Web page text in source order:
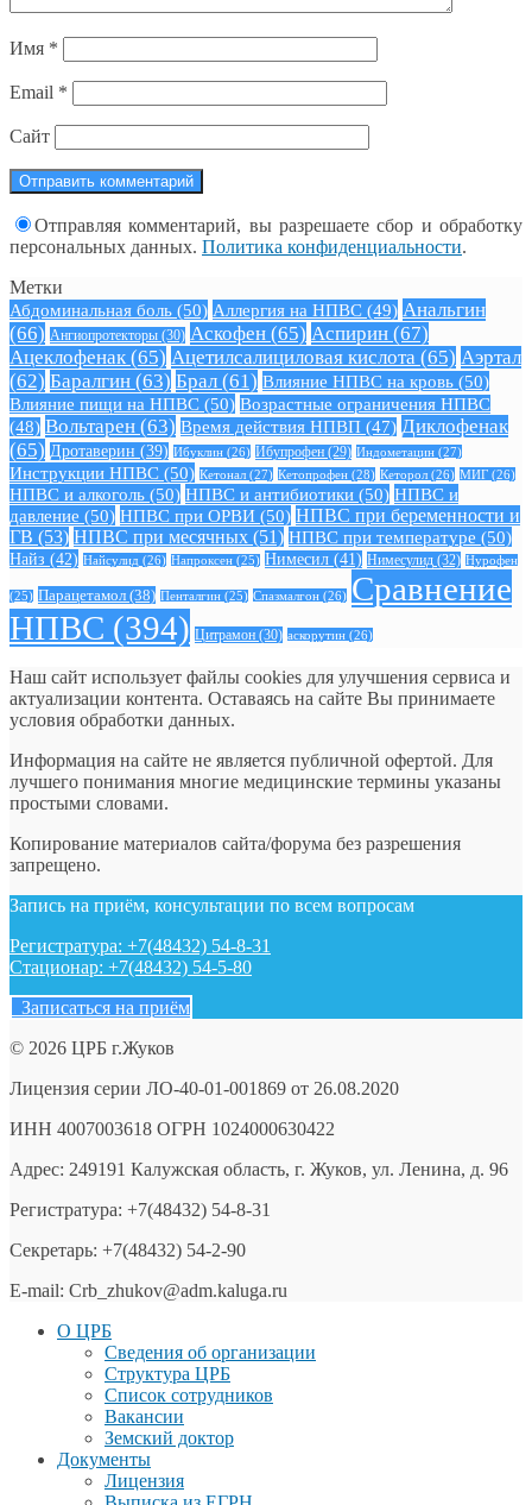
Имя *
Email *
Сайт
Отправляя комментарий, вы разрешаете сбор и обработку
персональных данных. Политика конфиденциальности.
Метки
Абдоминальная боль (50) Аллергия на НПВС (49) Анальгин
(66) Ангиопротекторы (30) Аскофен (65) Аспирин (67)
Ацеклофенак (65) Ацетилсалициловая кислота (65) Аэртал
(62) Баралгин (63) Брал (61) Влияние НПВС на кровь (50)
Влияние пищи на НПВС (50) Возрастные ограничения НПВС
(48) Вольтарен (63) Время действия НПВП (47) Диклофенак
(65) Дротаверин (39) Ибуклин (26) Ибупрофен (29) Индометацин (27)
Инструкции НПВС (50) Кетонал (27) Кетопрофен (28) Кеторол (26) МИГ (26)
НПВС и алкоголь (50) НПВС и антибиотики (50) НПВС и
давление (50) НПВС при ОРВИ (50) НПВС при беременности и
ГВ (53) НПВС при месячных (51) НПВС при температуре (50)
Найз (42) Найсулид (26) Напроксен (25) Нимесил (41) Нимесулид (32) Нурофен
(25) Парацетамол (38) Пенталгин (25) Спазмалгон (26) Сравнение
НПВС (394) Цитрамон (30) аскорутин (26)
Наш сайт использует файлы cookies для улучшения сервиса и
актуализации контента. Оставаясь на сайте Вы принимаете
условия обработки данных.
Информация на сайте не является публичной офертой. Для
лучшего понимания многие медицинские термины указаны
простыми словами.
Копирование материалов сайта/форума без разрешения
запрещено.
Запись на приём, консультации по всем вопросам
Регистратура: +7(48432) 54-8-31
Стационар: +7(48432) 54-5-80
Записаться на приём
© 2026 ЦРБ г.Жуков
Лицензия серии ЛО-40-01-001869 от 26.08.2020
ИНН 4007003618 ОГРН 1024000630422
Адрес: 249191 Калужская область, г. Жуков, ул. Ленина, д. 96
Регистратура: +7(48432) 54-8-31
Секретарь: +7(48432) 54-2-90
E-mail: Crb_zhukov@adm.kaluga.ru
О ЦРБ
Сведения об организации
Структура ЦРБ
Список сотрудников
Вакансии
Земский доктор
Документы
Лицензия